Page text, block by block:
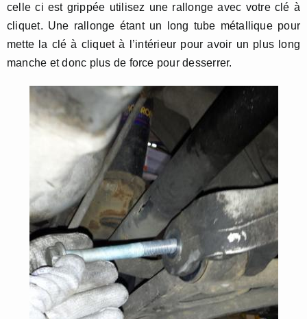
celle ci est grippée utilisez une rallonge avec votre clé à
cliquet. Une rallonge étant un long tube métallique pour
mette la clé à cliquet à l’intérieur pour avoir un plus long
manche et donc plus de force pour desserrer.